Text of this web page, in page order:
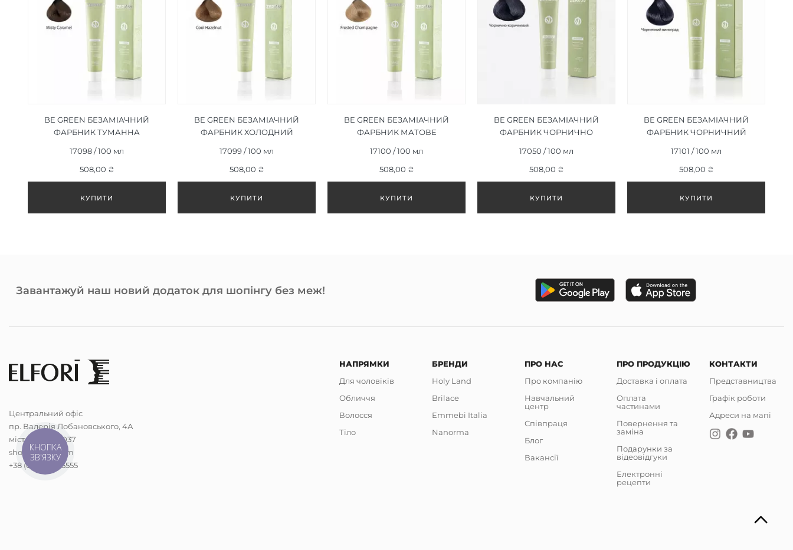
BE GREEN БЕЗАМІАЧНИЙ
ФАРБНИК ТУМАННА
17098 / 100 мл
508,00 ₴
BE GREEN БЕЗАМІАЧНИЙ
ФАРБНИК ХОЛОДНИЙ
17099 / 100 мл
508,00 ₴
BE GREEN БЕЗАМІАЧНИЙ
ФАРБНИК МАТОВЕ
17100 / 100 мл
508,00 ₴
BE GREEN БЕЗАМІАЧНИЙ
ФАРБНИК ЧОРНИЧНО
17050 / 100 мл
508,00 ₴
BE GREEN БЕЗАМІАЧНИЙ
ФАРБНИК ЧОРНИЧНИЙ
17101 / 100 мл
508,00 ₴
Завантажуй наш новий додаток для шопінгу без меж!
Центральний офіс
пр. Валерія Лобановського, 4А
місто Київ, 03037
shop@elfori.com
+38 (068) 298-5555
НАПРЯМКИ
Для чоловіків
Обличчя
Волосся
Тіло
БРЕНДИ
Holy Land
Brilace
Emmebi Italia
Nanorma
ПРО НАС
Про компанію
Навчальний
центр
Співпраця
Блог
Вакансії
ПРО ПРОДУКЦІЮ
Доставка і оплата
Оплата
частинами
Повернення та
заміна
Подарунки за
відеовідгуки
Електронні
рецепти
КОНТАКТИ
Представництва
Графік роботи
Адреси на мапі
КНОПКА
ЗВ'ЯЗКУ